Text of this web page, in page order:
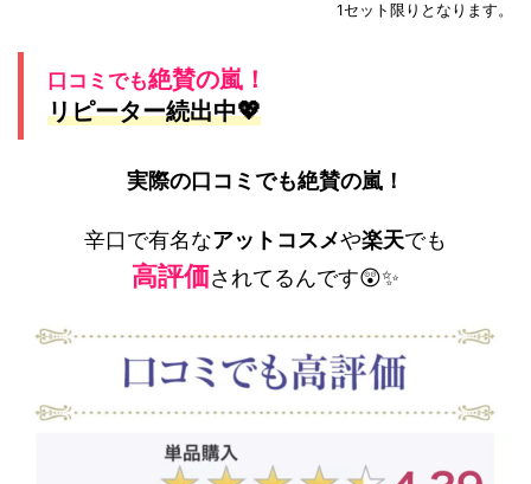
1セット限りとなります。
口コミでも絶賛の嵐！
リピーター続出中💖
実際の口コミでも絶賛の嵐！
辛口で有名なアットコスメや楽天でも
高評価されてるんです😲✨